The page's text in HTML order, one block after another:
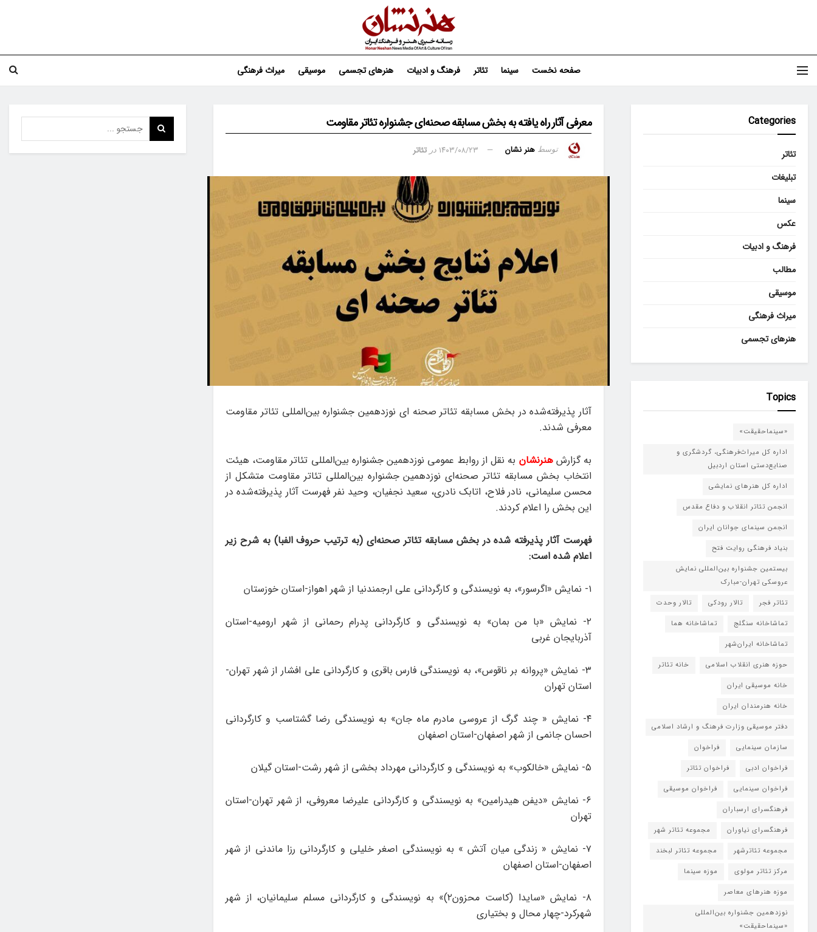
صفحه نخست سینما تئاتر فرهنگ و ادبیات هنرهای تجسمی موسیقی میراث فرهنگی
معرفی آثار راه یافته به بخش مسابقه صحنه‌ای جشنواره تئاتر مقاومت
توسط هنر نشان ۱۴۰۳/۰۸/۲۳ در تئاتر
آثار پذیرفته‌شده در بخش مسابقه تئاتر صحنه ای نوزدهمین جشنواره بین‌المللی تئاتر مقاومت
معرفی شدند.
به گزارشهنرنشان به نقل از روابط عمومی نوزدهمین جشنواره بین‌المللی تئاتر مقاومت، هیئت
انتخاب بخش مسابقه تئاتر صحنه‌ای نوزدهمین جشنواره بین‌المللی تئاتر مقاومت متشکل از
محسن سلیمانی، نادر فلاح، اتابک نادری، سعید نجفیان، وحید نفر فهرست آثار پذیرفته‌شده در
این بخش را اعلام کردند.
فهرست آثار پذیرفته شده در بخش مسابقه تئاتر صحنه‌ای (به ترتیب حروف الفبا) به شرح زیر
اعلام شده است:
۱- نمایش «اگرسور»، به نویسندگی و کارگردانی علی ارجمندنیا از شهر اهواز-استان خوزستان
۲- نمایش «با من بمان» به نویسندگی و کارگردانی پدرام رحمانی از شهر ارومیه-استان
آذربایجان غربی
۳- نمایش «پروانه بر ناقوس»، به نویسندگی فارس باقری و کارگردانی علی افشار از شهر تهران-
استان تهران
۴- نمایش « چند گرگ از عروسی مادرم ماه جان» به نویسندگی رضا گشتاسب و کارگردانی
احسان جانمی از شهر اصفهان-استان اصفهان
۵- نمایش «خالکوب» به نویسندگی و کارگردانی مهرداد بخشی از شهر رشت-استان گیلان
۶- نمایش «دیفن هیدرامین» به نویسندگی و کارگردانی علیرضا معروفی، از شهر تهران-استان
تهران
۷- نمایش « زندگی میان آتش » به نویسندگی اصغر خلیلی و کارگردانی رزا ماندنی از شهر
اصفهان-استان اصفهان
۸- نمایش «سایدا (کاست محزون۲)» به نویسندگی و کارگردانی مسلم سلیمانیان، از شهر
شهرکرد-چهار محال و بختیاری
Categories
تئاتر
تبلیغات
سینما
عکس
فرهنگ و ادبیات
مطالب
موسیقی
میراث فرهنگی
هنرهای تجسمی
Topics
«سینماحقیقت»
اداره کل میراث‌فرهنگی، گردشگری و
صنایع‌دستی استان اردبیل
اداره کل هنرهای نمایشی
انجمن تئاتر انقلاب و دفاع مقدس
انجمن سینمای جوانان ایران
بنیاد فرهنگی روایت فتح
بیستمین جشنواره بین‌المللی نمایش
عروسکی تهران-مبارک
تئاتر فجر
تالار رودکی
تالار وحدت
تماشاخانه سنگلج
تماشاخانه هما
تماشاخانه‌ ایران‌شهر
حوزه هنری انقلاب اسلامی
خانه تئاتر
خانه موسیقی ایران
خانه هنرمندان ایران
دفتر موسیقی وزارت فرهنگ و ارشاد اسلامی
سازمان سینمایی
فراخوان
فراخوان ادبی
فراخوان تئاتر
فراخوان سینمایی
فراخوان موسیقی
فرهنگسرای ارسباران
فرهنگسرای نیاوران
مجموعه تئاتر شهر
مجموعه تئاترشهر
مجموعه تئاتر لبخند
مرکز تئاتر مولوی
موزه سینما
موزه هنرهای معاصر
نوزدهمین جشنواره بین‌المللی
«سینماحقیقت»